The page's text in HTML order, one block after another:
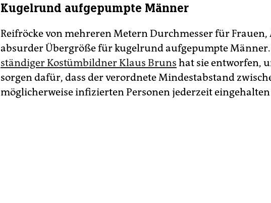
Kugelrund aufgepumpte Männer
Reifröcke von mehreren Metern Durchmesser für Frauen,
absurder Übergröße für kugelrund aufgepumpte Männer.
ständiger Kostümbildner Klaus Bruns hat sie entworfen,
sorgen dafür, dass der verordnete Mindestabstand
möglicherweise infizierten Personen jederzeit